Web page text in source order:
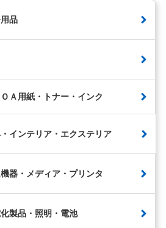
品
Ａ用紙・トナー・インク
インテリア・エクステリア
器・メディア・プリンタ
製品・照明・電池